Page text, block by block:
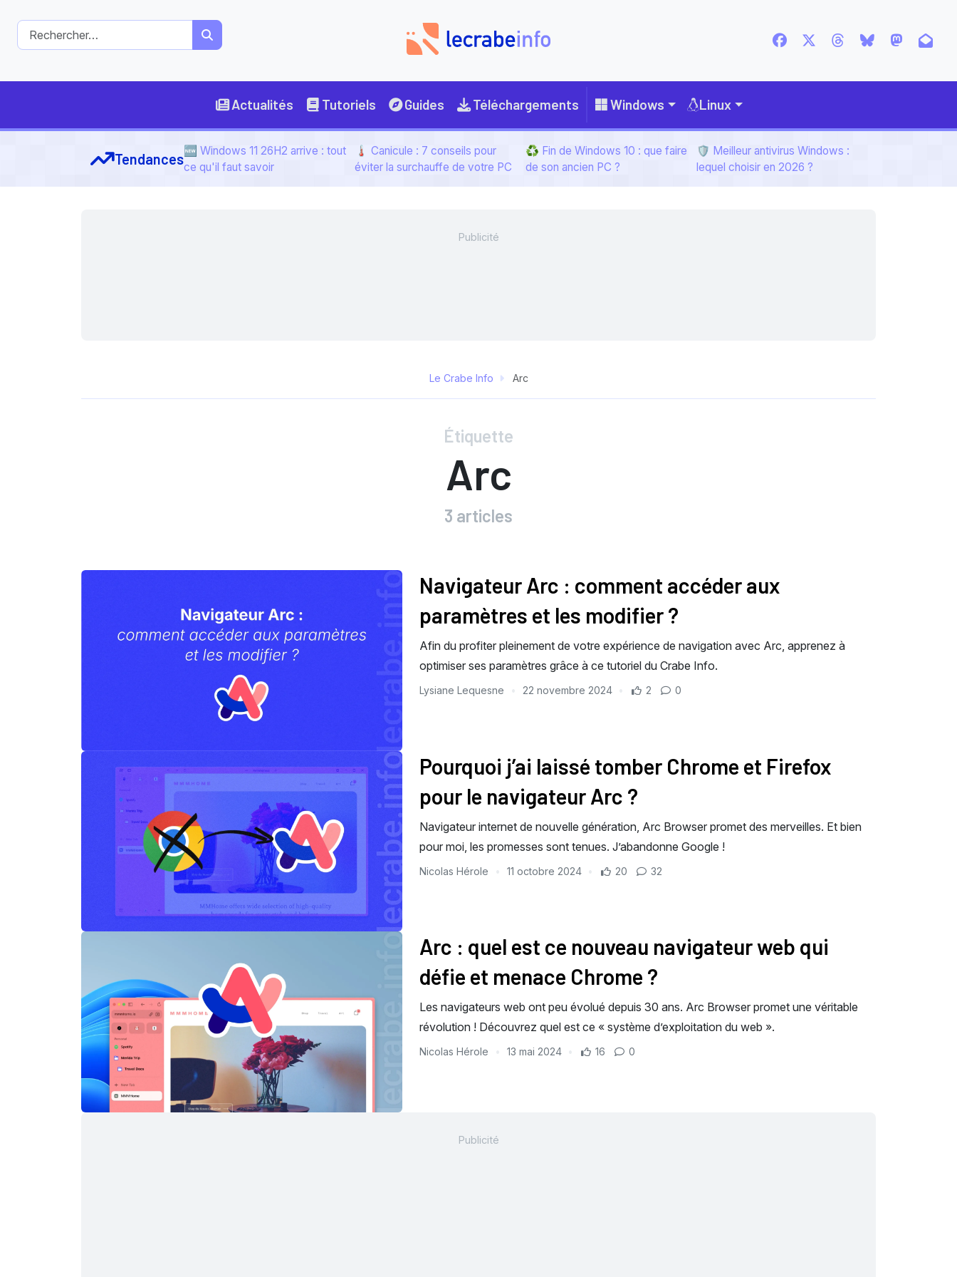
Actualités Tutoriels Guides Téléchargements Windows Linux
Tendances🆕 Windows 11 26H2 arrive : tout
ce qu'il faut savoir
🌡️ Canicule : 7 conseils pour
éviter la surchauffe de votre PC
♻️ Fin de Windows 10 : que faire
de son ancien PC ?
🛡️ Meilleur antivirus Windows :
lequel choisir en 2026 ?
Le Crabe Info Arc
Étiquette
Arc
3 articles
Navigateur Arc : comment accéder aux
paramètres et les modifier ?
Afin du profiter pleinement de votre expérience de navigation avec Arc, apprenez à
optimiser ses paramètres grâce à ce tutoriel du Crabe Info.
Lysiane Lequesne 22 novembre 2024 2 0
Pourquoi j’ai laissé tomber Chrome et Firefox
pour le navigateur Arc ?
Navigateur internet de nouvelle génération, Arc Browser promet des merveilles. Et bien
pour moi, les promesses sont tenues. J’abandonne Google !
Nicolas Hérole 11 octobre 2024 20 32
Arc : quel est ce nouveau navigateur web qui
défie et menace Chrome ?
Les navigateurs web ont peu évolué depuis 30 ans. Arc Browser promet une véritable
révolution ! Découvrez quel est ce « système d’exploitation du web ».
Nicolas Hérole 13 mai 2024 16 0